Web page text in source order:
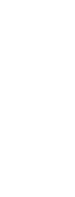
ＡＫＩＩ仕様 オ